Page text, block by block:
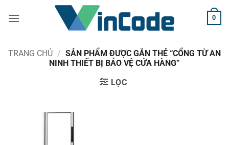
qua
0
TRANG CHỦ / SẢN PHẨM ĐƯỢC GẮN THẺ “CỔNG TỪ AN
NINH THIẾT BỊ BẢO VỆ CỬA HÀNG”
LỌC